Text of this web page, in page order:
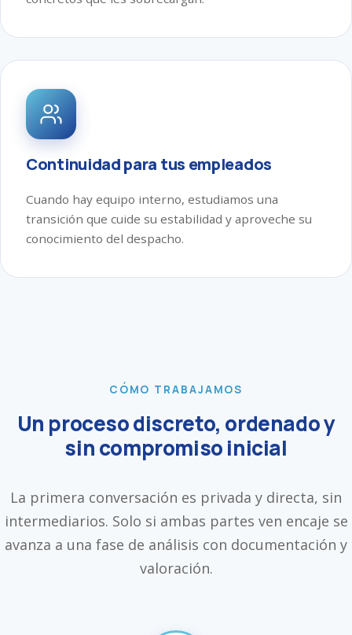
Continuidad para tus empleados
Cuando hay equipo interno, estudiamos una
transición que cuide su estabilidad y aproveche su
conocimiento del despacho.
CÓMO TRABAJAMOS
Un proceso discreto, ordenado y
sin compromiso inicial
La primera conversación es privada y directa, sin
intermediarios. Solo si ambas partes ven encaje se
avanza a una fase de análisis con documentación y
valoración.